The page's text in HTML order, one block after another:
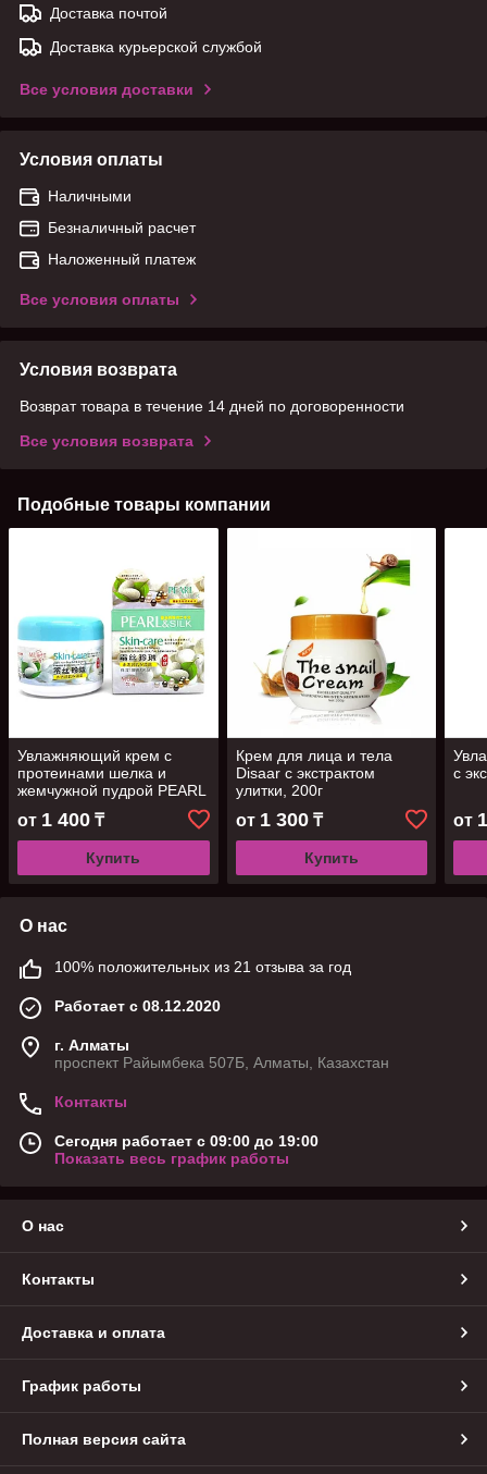
Доставка почтой
Доставка курьерской службой
Все условия доставки
Условия оплаты
Наличными
Безналичный расчет
Наложенный платеж
Все условия оплаты
Условия возврата
Возврат товара в течение 14 дней по договоренности
Все условия возврата
Подобные товары компании
Увлажняющий крем с
протеинами шелка и
жемчужной пудрой PEARL
AND SILK (MUSHI), 85 г
от 1 400 ₸
Купить
Крем для лица и тела
Disaar с экстрактом
улитки, 200г
от 1 300₸
Купить
с
от
О нас
100% положительных из 21 отзыва за год
Работает с 08.12.2020
г. Алматы
проспект Райымбека 507Б, Алматы, Казахстан
Контакты
Сегодня работает с 09:00 до 19:00
Показать весь график работы
О нас
Контакты
Доставка и оплата
График работы
Полная версия сайта